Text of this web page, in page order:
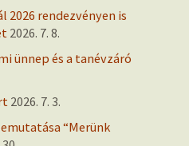
2026 rendezvényen is
2026. 7. 8.
ünnep és a tanévzáró
2026. 7. 3.
“Merünk